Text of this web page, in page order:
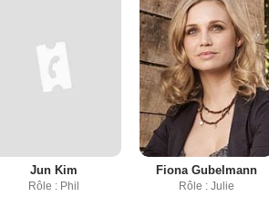
Jun Kim
Rôle : Phil
Fiona Gubelmann
Rôle : Julie